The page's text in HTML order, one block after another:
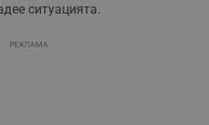
ситуацията.
РЕКЛАМА